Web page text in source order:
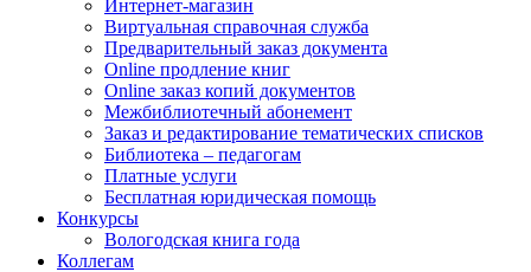
Интернет-магазин
Виртуальная справочная служба
Предварительный заказ документа
Online продление книг
Online заказ копий документов
Межбиблиотечный абонемент
Заказ и редактирование тематических списков
Библиотека – педагогам
Платные услуги
Бесплатная юридическая помощь
Конкурсы
Вологодская книга года
Коллегам